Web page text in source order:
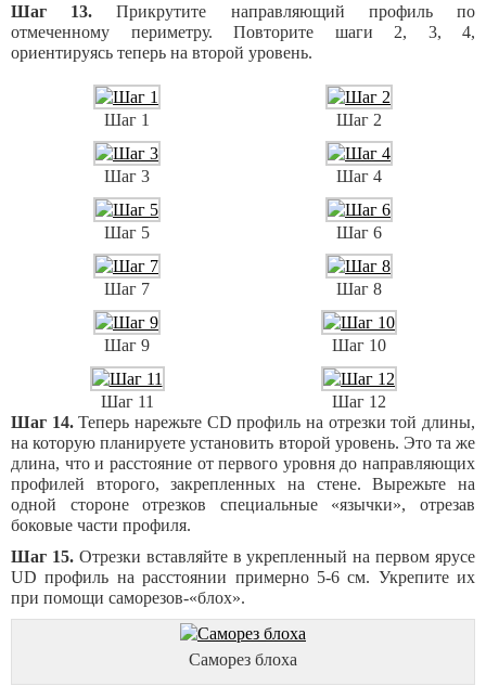
Шаг 13. Прикрутите направляющий профиль по
отмеченному периметру. Повторите шаги 2, 3, 4,
ориентируясь теперь на второй уровень.
Шаг 1 Шаг 2
Шаг 3 Шаг 4
Шаг 5 Шаг 6
Шаг 7 Шаг 8
Шаг 9 Шаг 10
Шаг 11
Шаг 12
Шаг 14.Теперь нарежьте CD профиль на отрезки той длины,
на которую планируете установить второй уровень. Это та же
длина, что и расстояние от первого уровня до направляющих
профилей второго, закрепленных на стене. Вырежьте на
одной стороне отрезков специальные «язычки», отрезав
боковые части профиля.
Шаг 15.Отрезки вставляйте в укрепленный на первом ярусе
UD профиль на расстоянии примерно 5-6 см. Укрепите их
при помощи саморезов-«блох».
Саморез блоха